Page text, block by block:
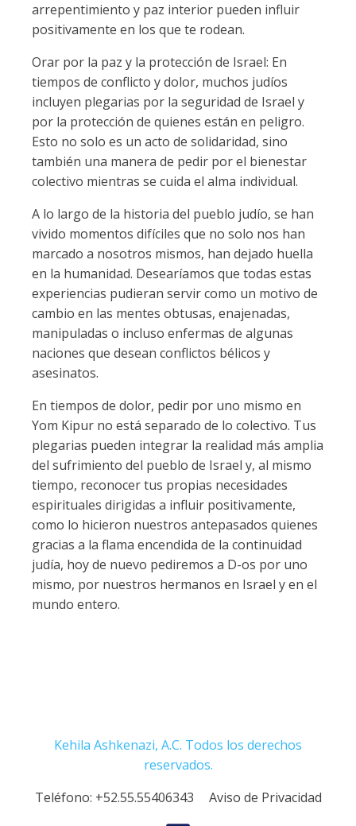
arrepentimiento y paz interior pueden influir
positivamente en los que te rodean.
Orar por la paz y la protección de Israel: En
tiempos de conflicto y dolor, muchos judíos
incluyen plegarias por la seguridad de Israel y
por la protección de quienes están en peligro.
Esto no solo es un acto de solidaridad, sino
también una manera de pedir por el bienestar
colectivo mientras se cuida el alma individual.
A lo largo de la historia del pueblo judío, se han
vivido momentos difíciles que no solo nos han
marcado a nosotros mismos, han dejado huella
en la humanidad. Desearíamos que todas estas
experiencias pudieran servir como un motivo de
cambio en las mentes obtusas, enajenadas,
manipuladas o incluso enfermas de algunas
naciones que desean conflictos bélicos y
asesinatos.
En tiempos de dolor, pedir por uno mismo en
Yom Kipur no está separado de lo colectivo. Tus
plegarias pueden integrar la realidad más amplia
del sufrimiento del pueblo de Israel y, al mismo
tiempo, reconocer tus propias necesidades
espirituales dirigidas a influir positivamente,
como lo hicieron nuestros antepasados quienes
gracias a la flama encendida de la continuidad
judía, hoy de nuevo pediremos a D-os por uno
mismo, por nuestros hermanos en Israel y en el
mundo entero.
Kehila Ashkenazi, A.C. Todos los derechos
reservados.
Teléfono: +52.55.55406343 Aviso de Privacidad